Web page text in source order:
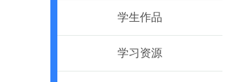
学生作品
学习资源